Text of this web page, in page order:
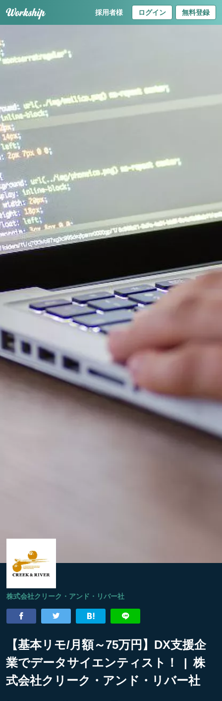
採用者様 ログイン 無料登録
株式会社クリーク・アンド・リバー社
【基本リモ/月額～75万円】DX支援企
業でデータサイエンティスト！ | 株
式会社クリーク・アンド・リバー社